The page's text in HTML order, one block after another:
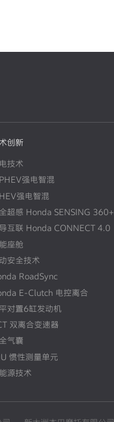
创新
技术
强电智混
强电智混
超感 Honda SENSING 360+
互联 Honda CONNECT 4.0
座舱
安全技术
RoadSync
E-Clutch 电控离合
对置6缸发动机
双离合变速器
气囊
惯性测量单元
源技术